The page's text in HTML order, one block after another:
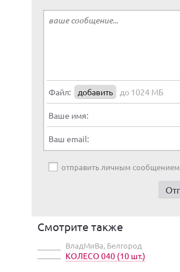
Файл: добавить до 1024 МБ
Ваше имя:
Ваш email:
отправить личным сообщением
Смотрите также
ВладМиВа, Белгород
КОЛЕСО 040 (10 шт.)